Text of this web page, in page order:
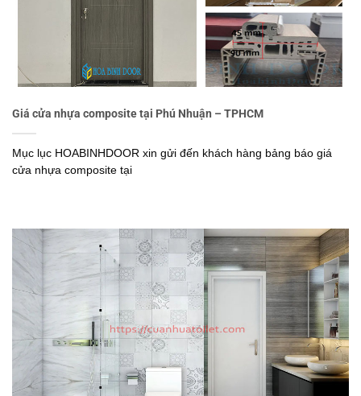
Giá cửa nhựa composite tại Phú Nhuận – TPHCM
Mục lục HOABINHDOOR xin gửi đến khách hàng bảng báo giá
cửa nhựa composite tại